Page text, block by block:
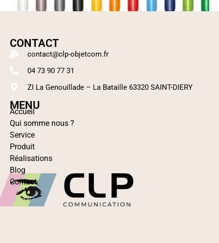
Stylo à bille EVOXX Recyclé
Lire la suite
MENU
Accueil
Qui somme nous ?
Service
Produit
Réalisations
Blog
Contact
CONTACT
contact@clp-objetcom.fr
04 73 90 77 31
ZI La Genouillade – La Bataille 63320 SAINT-DIERY